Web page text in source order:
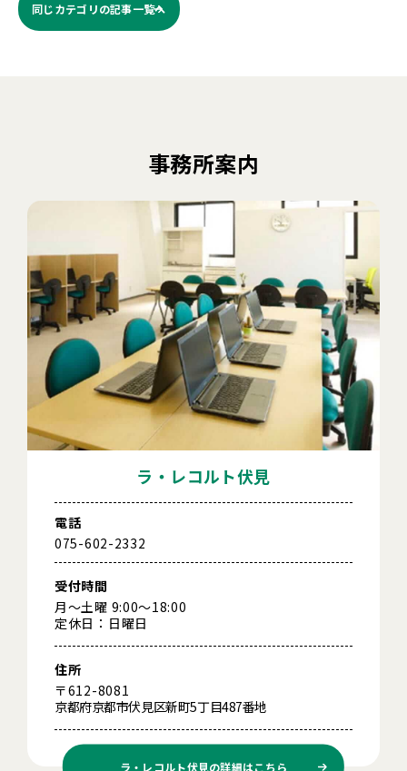
同じカテゴリの記事⼀覧へ
事務所案内
ラ・レコルト伏見
電話
075-602-2332
受付時間
月～土曜 9:00～18:00
定休日：日曜日
住所
〒612-8081
京都府京都市伏見区新町5丁目487番地
ラ・レコルト伏見の詳細はこちら